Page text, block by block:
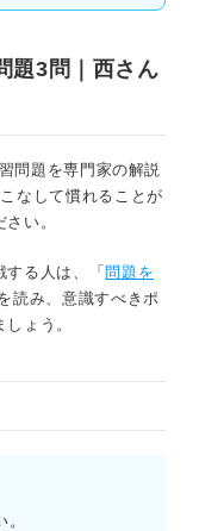
題3問｜西さん
問題を専門家の解説
なして慣れることが
い。
る人は、「 問題を
読み、意識すべきポ
ょう。